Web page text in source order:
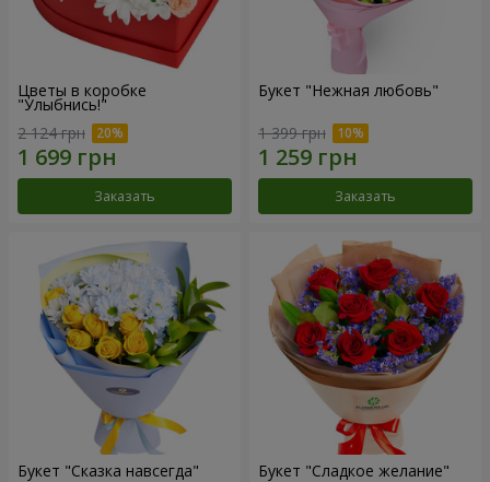
Цветы в коробке
"Улыбнись!"
2 124 грн
Заказать
Букет "Нежная любовь"
1 399 грн
Заказать
Букет "Сказка навсегда" Букет "Сладкое желание"